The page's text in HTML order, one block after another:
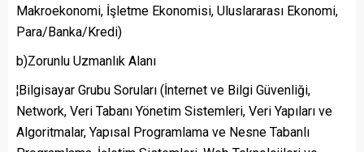
Makroekonomi, İşletme Ekonomisi, Uluslararası Ekonomi,
Para/Banka/Kredi)
b)Zorunlu Uzmanlık Alanı
¦Bilgisayar Grubu Soruları (İnternet ve Bilgi Güvenliği,
Network, Veri Tabanı Yönetim Sistemleri, Veri Yapıları ve
Algoritmalar, Yapısal Programlama ve Nesne Tabanlı